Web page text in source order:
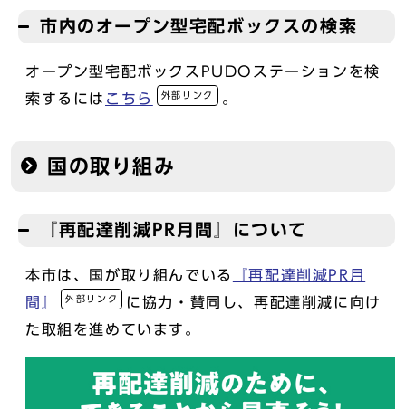
市内のオープン型宅配ボックスの検索
オープン型宅配ボックスPUDOステーションを検
索するには こちら 外部リンク 。
国の取り組み
『再配達削減PR月間』について
本市は、国が取り組んでいる
『再配達削減PR月
間』
外部リンク
に協力・賛同し、再配達削減に向け
た取組を進めています。